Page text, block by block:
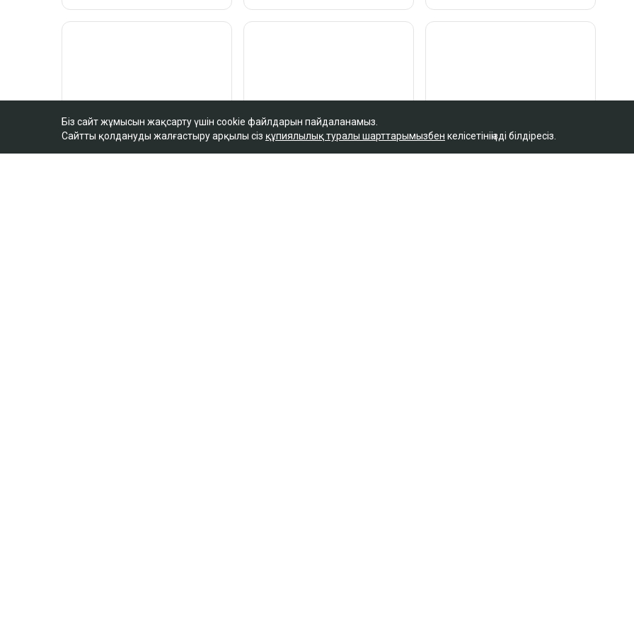
Біз сайт жұмысын жақсарту үшін cookie файлдарын пайдаланамыз.
Сайтты қолдануды жалғастыру арқылы сіз құпиялылық туралы шарттарымызбен келісетініңізді білдіресіз.